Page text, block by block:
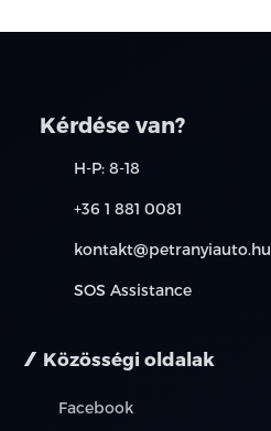
Kérdése van?
H-P: 8-18
+36 1 881 0081
kontakt@petranyiauto.hu
SOS Assistance
Közösségi oldalak
Facebook